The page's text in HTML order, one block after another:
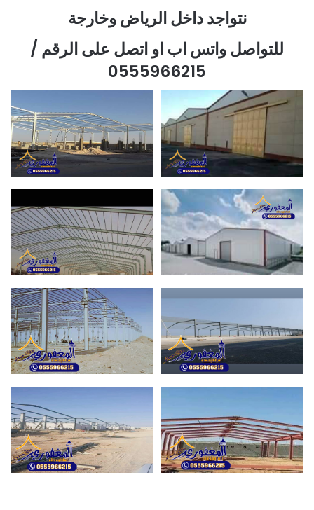
نتواجد داخل الرياض وخارجة
للتواصل واتس اب او اتصل على الرقم /
0555966215